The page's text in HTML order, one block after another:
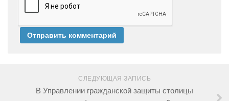
СЛЕДУЮЩАЯ ЗАПИСЬ
В Управлении гражданской защиты столицы